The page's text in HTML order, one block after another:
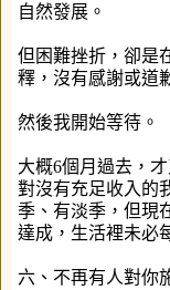
自然發展。
但困難挫折，卻是
釋，沒有感謝或道
然後我開始等待。
大概6個月過去，
對沒有充足收入的
季、有淡季，但現
達成，生活裡未必
六、不再有人對你